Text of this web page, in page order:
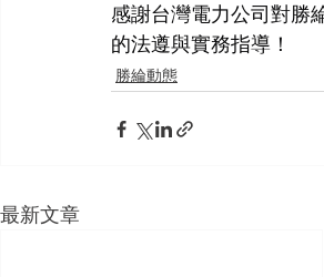
感謝台灣電力公司對勝
的法遵與實務指導！
勝綸動態
最新文章